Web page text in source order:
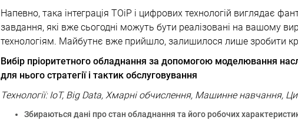
Напевно, така інтеграція ТОіР і цифрових технологій виглядає
завдання, які вже сьогодні можуть бути реалізовані на вашому
технологіям. Майбутнє вже прийшло, залишилося лише зробити
Вибір пріоритетного обладнання за допомогою моделювання
для нього стратегії і тактик обслуговування
Технології: IoT, Big Data, Хмарні обчислення, Машинне навчання,
Збираються дані про стан обладнання та його робочих